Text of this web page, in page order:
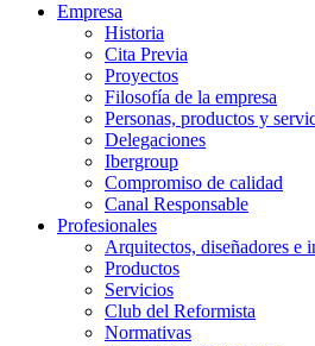
Empresa
Historia
Cita Previa
Proyectos
Filosofía de la empresa
Personas, productos y
Delegaciones
Ibergroup
Compromiso de calidad
Canal Responsable
Profesionales
Arquitectos, diseñadores e
Productos
Servicios
Club del Reformista
Normativas